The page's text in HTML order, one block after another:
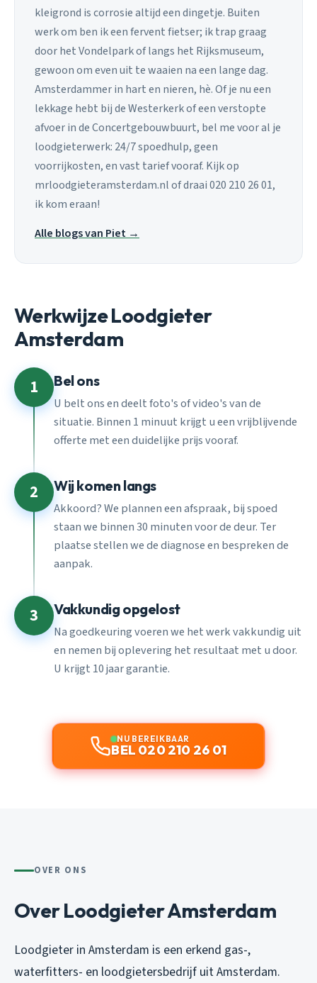
kleigrond is corrosie altijd een dingetje. Buiten
werk om ben ik een fervent fietser; ik trap graag
door het Vondelpark of langs het Rijksmuseum,
gewoon om even uit te waaien na een lange dag.
Amsterdammer in hart en nieren, hè. Of je nu een
lekkage hebt bij de Westerkerk of een verstopte
afvoer in de Concertgebouwbuurt, bel me voor al je
loodgieterwerk: 24/7 spoedhulp, geen
voorrijkosten, en vast tarief vooraf. Kijk op
mrloodgieteramsterdam.nl of draai 020 210 26 01,
ik kom eraan!
Alle blogs van Piet →
Werkwijze Loodgieter
Amsterdam
1 Bel ons
U belt ons en deelt foto's of video's van de
situatie. Binnen 1 minuut krijgt u een vrijblijvende
offerte met een duidelijke prijs vooraf.
2 Wij komen langs
Akkoord? We plannen een afspraak, bij spoed
staan we binnen 30 minuten voor de deur. Ter
plaatse stellen we de diagnose en bespreken de
aanpak.
3 Vakkundig opgelost
Na goedkeuring voeren we het werk vakkundig uit
en nemen bij oplevering het resultaat met u door.
U krijgt 10 jaar garantie.
NU BEREIKBAAR
BEL 020 210 26 01
OVER ONS
Over Loodgieter Amsterdam
Loodgieter in Amsterdam is een erkend gas-,
waterfitters- en loodgietersbedrijf uit Amsterdam.